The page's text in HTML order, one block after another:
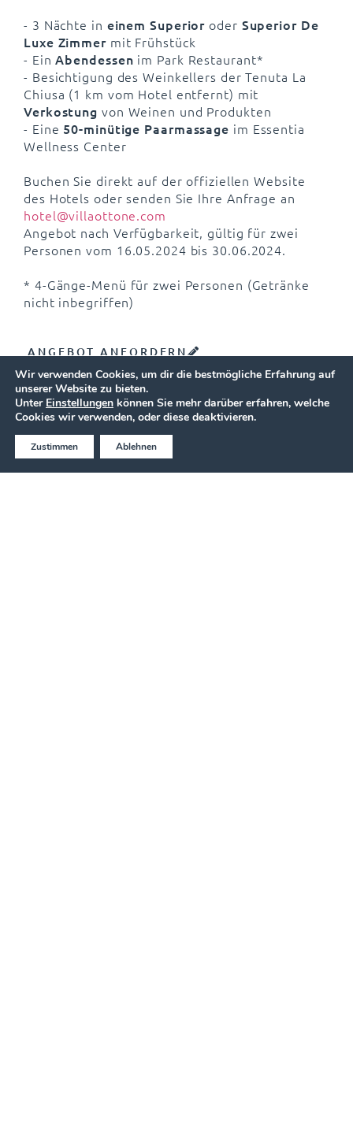
BESTPREIS ONLINE BUCHEN
Jetzt anrufen
- 3 Nächte in einem Superior oder Superior De
Luxe Zimmermit Frühstück
- EinAbendessen im Park Restaurant*
- Besichtigung des Weinkellers der Tenuta La
Chiusa (1 km vom Hotel entfernt) mit
Verkostung von Weinen und Produkten
- Eine 50-minütige Paarmassage im Essentia
Wellness Center
Buchen Sie direkt auf der offiziellen Website
des Hotels oder senden Sie Ihre Anfrage an
hotel@villaottone.com
Angebot nach Verfügbarkeit, gültig für zwei
Personen vom 16.05.2024 bis 30.06.2024.
* 4-Gänge-Menü für zwei Personen (Getränke
nicht inbegriffen)
ANGEBOT ANFORDERN
VERFÜGBARKEIT PRÜFEN
Wir verwenden Cookies, um dir die bestmögliche Erfahrung auf
unserer Website zu bieten.
Unter Einstellungen können Sie mehr darüber erfahren, welche
Cookies wir verwenden, oder diese deaktivieren.
Zustimmen Ablehnen